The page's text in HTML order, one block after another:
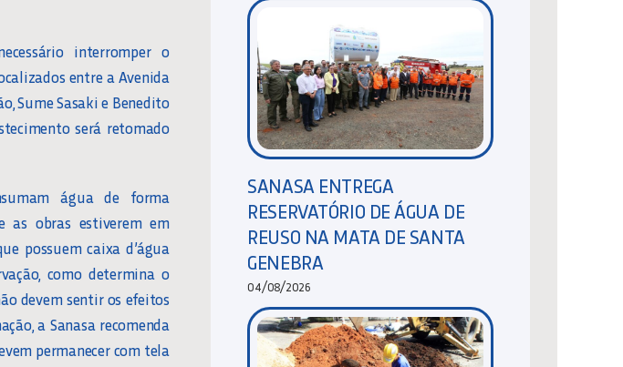
interromper o
entre a Avenida
Sume Sasaki e Benedito
será retomado
água de forma
as obras estiverem em
possuem caixa d’água
como determina o
devem sentir os efeitos
a Sanasa recomenda
permanecer com tela
SANASA ENTREGA
RESERVATÓRIO DE ÁGUA DE
REUSO NA MATA DE SANTA
GENEBRA
04/08/2026